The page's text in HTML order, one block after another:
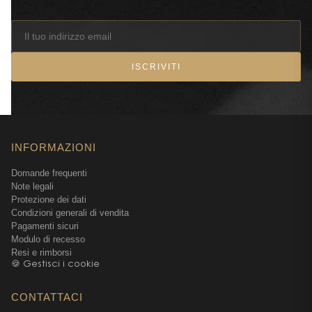
• ALCOHOL DENAT. • HYDROGENATED STARCH
HYDROLYSATE • STEARIC ACID • STEARYL ALCOHOL •
ALUMINUM STARCH OCTENYLSUCCINATE •
OCHROLEUCA EXTRACT • POLYGONUM FAGOPYRUM
SEED EXTRACT / BUCKWHEAT SEED EXTRACT • TIN OXIDE
• STEARETH-20 • BETAINE • SORBITAN OLEATE • DIMETHYL
ISOSORBIDE • PEG-20 STEARATE • ISOHEXADECANE •
METHYL METHACRYLATE CROSSPOLYMER • SODIUM
CITRATE • MYRISTIC ACID • PALMITOYL TETRAPEPTIDE-7
GLUCOSIDE • NYLON-66 • PROPYLENE GLYCOL •
ISCRIVITI
INFORMAZIONI
Domande frequenti
Note legali
Protezione dei dati
Condizioni generali di vendita
Pagamenti sicuri
Modulo di recesso
Resi e rimborsi
🍪 Gestisci i cookie
CONTATTACI